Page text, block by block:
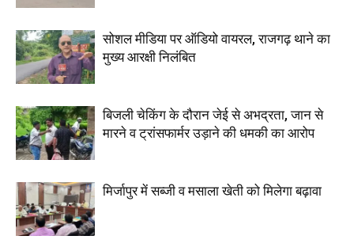
सोशल मीडिया पर ऑडियो वायरल, राजगढ़ थाने का
मुख्य आरक्षी निलंबित
बिजली चेकिंग के दौरान जेई से अभद्रता, जान से
मारने व ट्रांसफार्मर उड़ाने की धमकी का आरोप
मिर्जापुर में सब्जी व मसाला खेती को मिलेगा बढ़ावा